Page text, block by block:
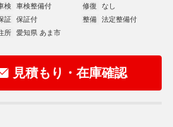
検
車検整備付 修復
なし
証
保証付 整備
法定整備付
所
愛知県 あま市
見積もり・在庫確認